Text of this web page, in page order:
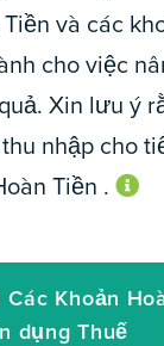
và các
cho việc
Xin lưu ý
nhập cho
Tiền .
Các Khoản
dụng Thuế